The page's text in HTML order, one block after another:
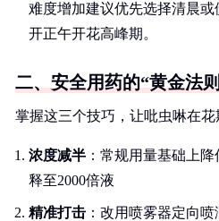
难度增加建议优先选择清晨
开正午开花高峰期。
二、安全用药的“黄金法
掌握这三个技巧，让吡虫啉在花
浓度减半 ：常规用量基础上
释至2000倍液
精准打击 ：改用喷雾器定向